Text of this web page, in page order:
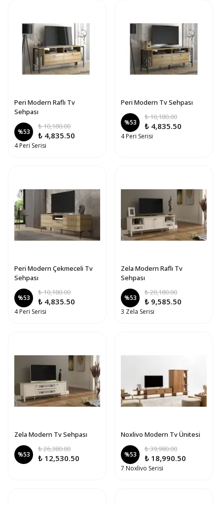
Peri Modern Raflı Tv
Sehpası
%53
₺ 10,180.00
₺ 4,835.50
4 Peri Serisi
Peri Modern Tv Sehpası
%53
₺ 10,180.00
₺ 4,835.50
4 Peri Serisi
Peri Modern Çekmeceli Tv
Sehpası
%53
₺ 10,180.00
₺ 4,835.50
4 Peri Serisi
Zela Modern Raflı Tv
Sehpası
%53
₺ 20,180.00
₺ 9,585.50
3 Zela Serisi
Zela Modern Tv Sehpası
%53
₺ 26,380.00
₺ 12,530.50
Noxlivo Modern Tv Ünitesi
%53
₺ 39,980.00
₺ 18,990.50
7 Noxlivo Serisi